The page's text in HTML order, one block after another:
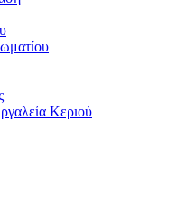
Κεριού